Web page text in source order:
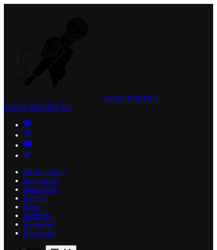
SLAM POETRY
MAGYARORSZÁG
Mi az a slam?
Események
Slammerek
Klubok
Hírek
Médiatár
Egyesület
Kapcsolat